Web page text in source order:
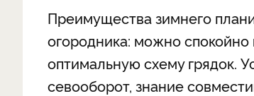
Преимущества зимнего
огородника: можно
оптимальную схему грядок.
севооборот, знание